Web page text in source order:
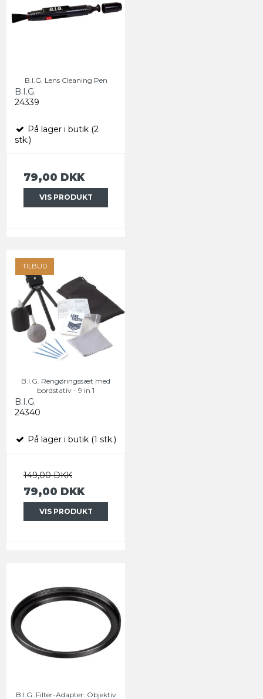
B.I.G. Lens Cleaning Pen
B.I.G.
24339
På lager i butik (2
stk.)
79,00 DKK
VIS PRODUKT
TILBUD
B.I.G. Rengøringssæt med
bordstativ - 9 in 1
B.I.G.
24340
På lager i butik (1 stk.)
149,00 DKK
79,00 DKK
VIS PRODUKT
B.I.G. Filter-Adapter: Objektiv